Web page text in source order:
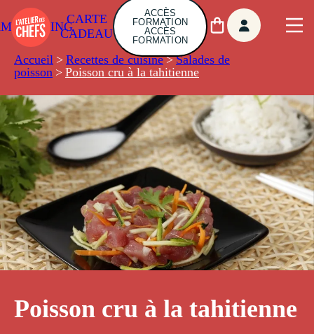
CARTE
CADEAU
ACCÈS
FORMATION
ACCÈS
FORMATION
Accueil > Recettes de cuisine > Salades de
poisson > Poisson cru à la tahitienne
Poisson cru à la tahitienne